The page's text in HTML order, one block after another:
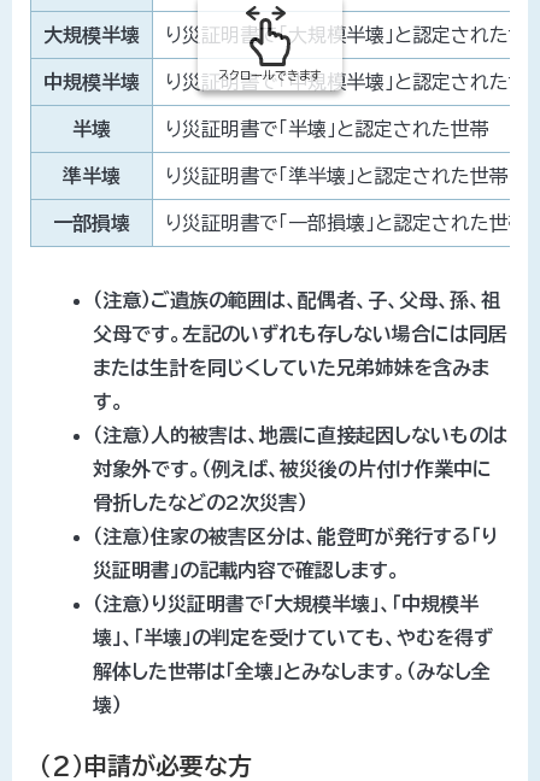
大規模半壊 り災証明書で「大規模半壊」と認定された世
中規模半壊 り災証明書で「中規模半壊」と認定された世
半壊 り災証明書で「半壊」と認定された世帯
準半壊 り災証明書で「準半壊」と認定された世帯
一部損壊 り災証明書で「一部損壊」と認定された世帯
スクロールできます
（注意）ご遺族の範囲は、配偶者、子、父母、孫、祖
父母です。左記のいずれも存しない場合には同居
または生計を同じくしていた兄弟姉妹を含みま
す。
（注意）人的被害は、地震に直接起因しないものは
対象外です。（例えば、被災後の片付け作業中に
骨折したなどの2次災害）
（注意）住家の被害区分は、能登町が発行する「り
災証明書」の記載内容で確認します。
（注意）り災証明書で「大規模半壊」、「中規模半
壊」、「半壊」の判定を受けていても、やむを得ず
解体した世帯は「全壊」とみなします。（みなし全
壊）
（2）申請が必要な方